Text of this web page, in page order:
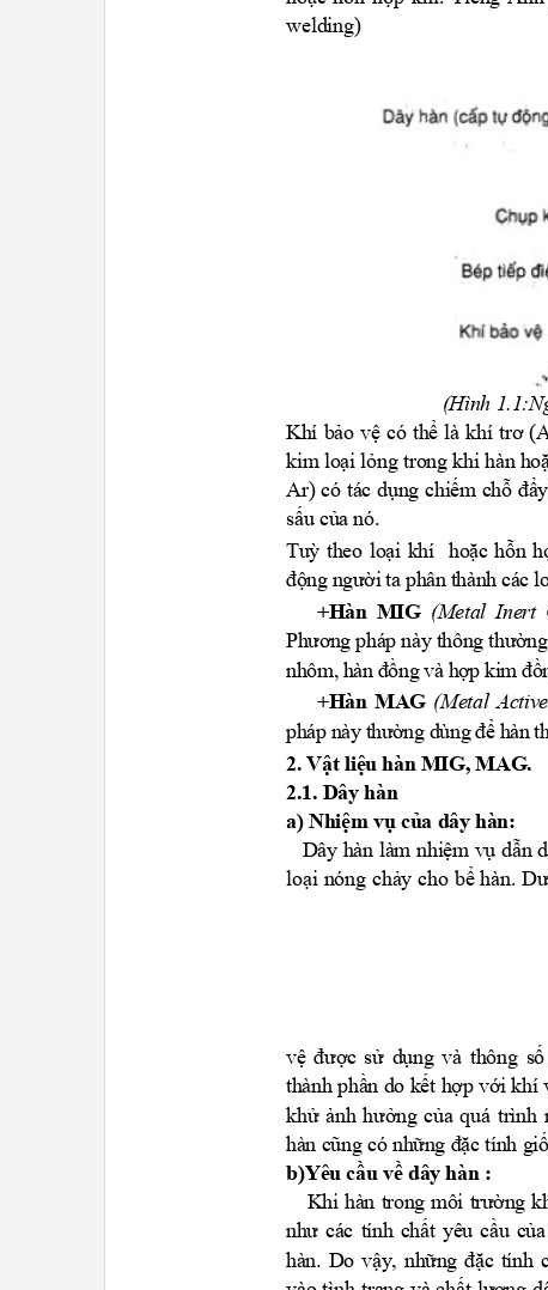
welding)
(Hình
Khí bảo vệ có thể là khí trơ
kim loại lỏng trong khi hàn
Ar) có tác dụng chiếm chỗ
sấu của nó.
Tuỳ theo loại khí
hoặc hỗn
động người ta phân thành các
+Hàn MIG (Metal Inert
Phương pháp này thông
nhôm, hàn đồng và hợp kim
+Hàn MAG (Metal
pháp này thường dùng để hàn
2. Vật liệu hàn MIG, MAG.
2.1. Dây hàn
a) Nhiệm vụ của dây hàn:
Dây hàn làm nhiệm vụ dẫn
loại nóng chảy cho bể hàn.
vệ được sử dụng và thông
thành phần do kết hợp với
khử ảnh hưởng của quá
hàn cũng có những đặc tính
b)Yêu cầu về dây hàn :
Khi hàn trong môi trường
như các tính chất yêu cầu
hàn. Do vậy, những đặc tính